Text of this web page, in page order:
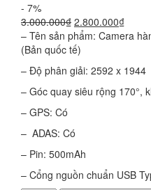
- 7%
3.000.000₫ Giá
gốc
là:
3.000.000₫.
2.800.000₫Giá
hiện
– Tên sản phẩm: Camera
(Bản quốc tế)
– Độ phân giải: 2592 x 1944
– Góc quay siêu rộng 170°,
– GPS: Có
– ADAS: Có
– Pin: 500mAh
– Cổng nguồn chuẩn USB